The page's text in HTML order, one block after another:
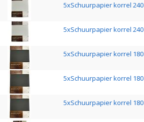
5xSchuurpapier korrel 240
5xSchuurpapier korrel 240
5xSchuurpapier korrel
5xSchuurpapier korrel
5xSchuurpapier korrel